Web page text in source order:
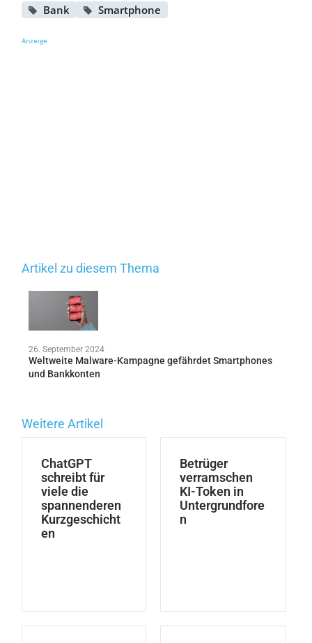
Bank Smartphone
Anzeige
Artikel zu diesem Thema
26. September 2024
Weltweite Malware-Kampagne gefährdet Smartphones
und Bankkonten
Weitere Artikel
ChatGPT
schreibt für
viele die
spannenderen
Kurzgeschicht
en
Betrüger
verramschen
KI-Token in
Untergrundfore
n